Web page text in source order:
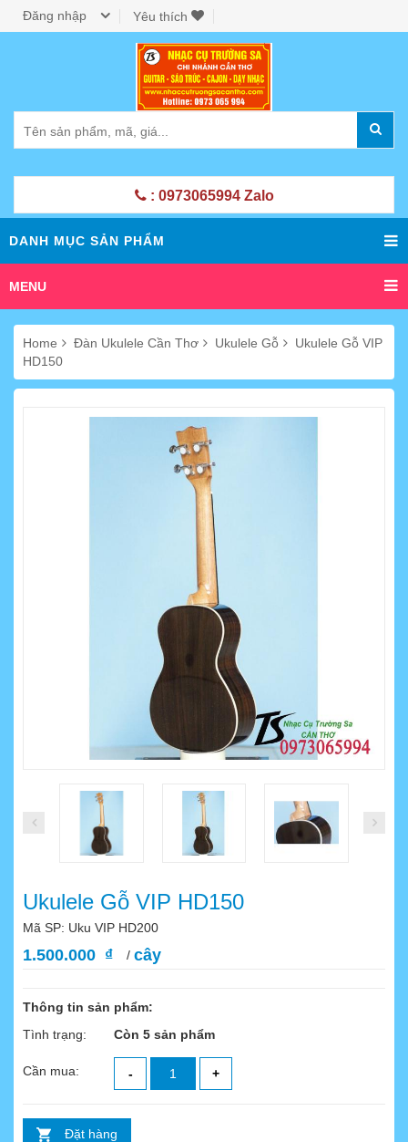
Đăng nhập Yêu thích
: 0973065994 Zalo
DANH MỤC SẢN PHẨM
MENU
Home Đàn Ukulele Cần Thơ Ukulele Gỗ
Ukulele Gỗ VIP
HD150
Ukulele Gỗ VIP HD150
Mã SP: Uku VIP HD200
1.500.000 ₫ / cây
Thông tin sản phẩm:
Tình trạng:
Còn 5 sản phẩm
Cần mua: - +
Đặt hàng